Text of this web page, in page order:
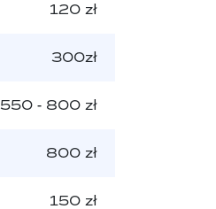
120 zł
300zł
550 - 800 zł
800 zł
150 zł